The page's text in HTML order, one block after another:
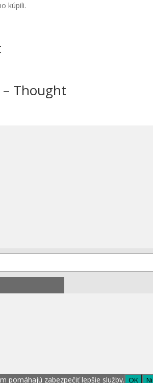
kúpili.
– Thought
pomáhajú zabezpečiť lepšie služby. OK